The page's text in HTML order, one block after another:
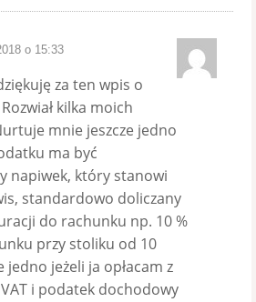
o 15:33
za ten wpis o
Rozwiał kilka moich
mnie jeszcze jedno
ma być
napiwek, który stanowi
standardowo doliczany
do rachunku np. 10 %
przy stoliku od 10
jedno jeżeli ja opłacam z
i podatek dochodowy